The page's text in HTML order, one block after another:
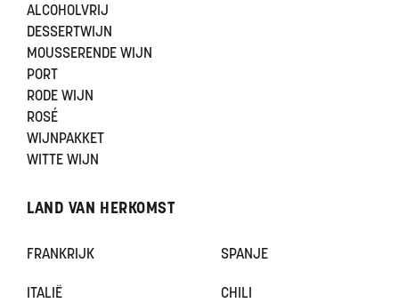
ALCOHOLVRIJ
DESSERTWIJN
MOUSSERENDE WIJN
PORT
RODE WIJN
ROSÉ
WIJNPAKKET
WITTE WIJN
LAND VAN HERKOMST
FRANKRIJK SPANJE
ITALIË CHILI